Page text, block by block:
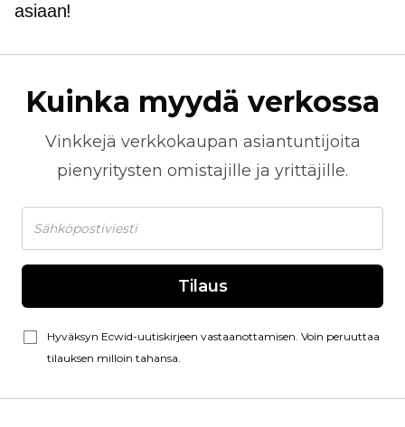
asiaan!
Kuinka myydä verkossa
Vinkkejä verkkokaupan asiantuntijoita
pienyritysten omistajille ja yrittäjille.
Tilaus
Hyväksyn Ecwid-uutiskirjeen vastaanottamisen. Voin peruuttaa
tilauksen milloin tahansa.